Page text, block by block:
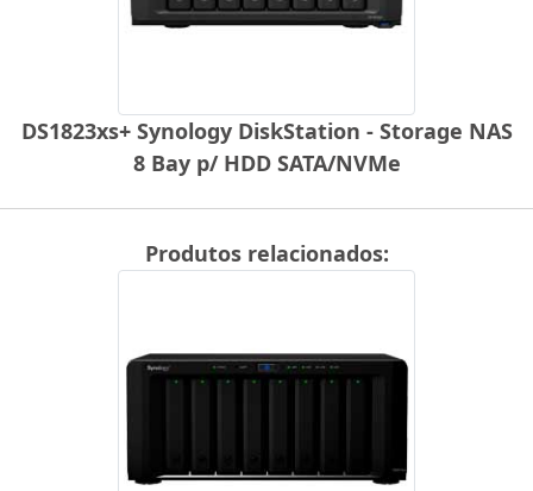
DS1823xs+ Synology DiskStation - Storage NAS
8 Bay p/ HDD SATA/NVMe
Produtos relacionados: